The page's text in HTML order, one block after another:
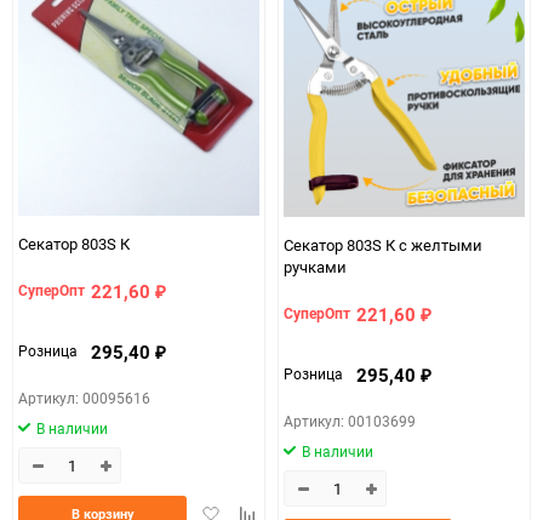
Секатор 803S К
СуперОпт 221,60 ₽
Розница 295,40 ₽
Артикул: 00095616
В наличии
ДобавитьДобавить
В корзину
Секатор 803S К с желтыми
ручками
СуперОпт 221,60 ₽
Розница 295,40 ₽
Артикул: 00103699
В наличии